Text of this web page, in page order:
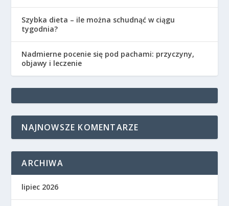
Szybka dieta – ile można schudnąć w ciągu
tygodnia?
Nadmierne pocenie się pod pachami: przyczyny,
objawy i leczenie
NAJNOWSZE KOMENTARZE
ARCHIWA
lipiec 2026